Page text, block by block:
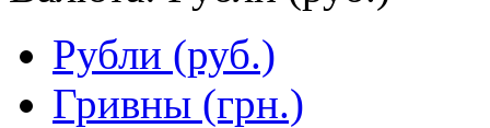
Рубли (руб.)
Гривны (грн.)